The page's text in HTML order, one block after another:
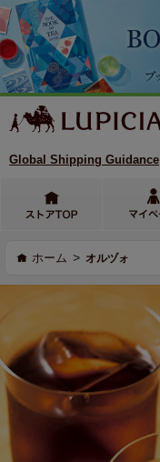
Global Shipping Guidance
ホーム > オルヅォ